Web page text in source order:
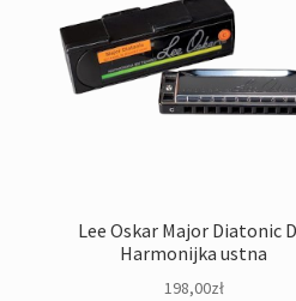
Lee Oskar Major Diatonic
Harmonijka ustna
198,00zł